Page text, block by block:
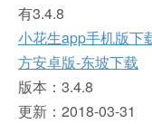
有3.4.8
小花生app手机版下
方安卓版-东坡下载
版本：3.4.8
更新：2018-03-31